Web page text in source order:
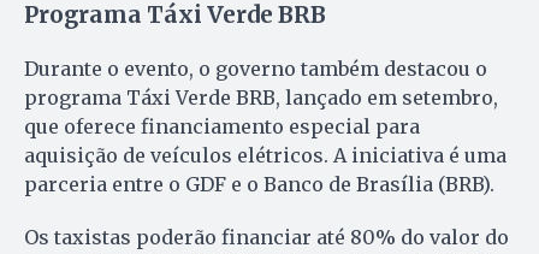
Programa Táxi Verde BRB
Durante o evento, o governo também destacou o
programa Táxi Verde BRB, lançado em setembro,
que oferece financiamento especial para
aquisição de veículos elétricos. A iniciativa é uma
parceria entre o GDF e o Banco de Brasília (BRB).
Os taxistas poderão financiar até 80% do valor do